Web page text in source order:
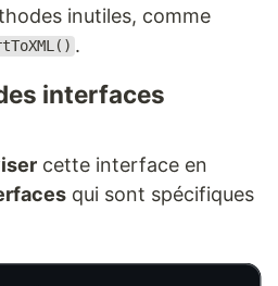
inutiles, comme
.
interfaces
cette interface en
qui sont spécifiques